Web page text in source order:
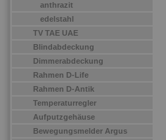
anthrazit
edelstahl
TV TAE UAE
Blindabdeckung
Dimmerabdeckung
Rahmen D-Life
Rahmen D-Antik
Temperaturregler
Aufputzgehäuse
Bewegungsmelder Argus